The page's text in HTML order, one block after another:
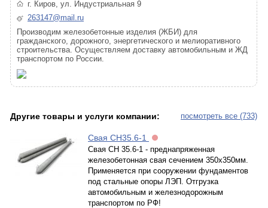
г. Киров, ул. Индустриальная 9
263147@mail.ru
Производим железобетонные изделия (ЖБИ) для
гражданского, дорожного, энергетического и мелиоративного
строительства. Осуществляем доставку автомобильным и ЖД
транспортом по России.
посмотреть все (733)
Другие товары и услуги компании:
Свая СН35.6-1
Свая СН 35.6-1 - преднапряженная
железобетонная свая сечением 350х350мм.
Применяется при сооружении фундаментов
под стальные опоры ЛЭП. Отгрузка
автомобильным и железнодорожным
транспортом по РФ!